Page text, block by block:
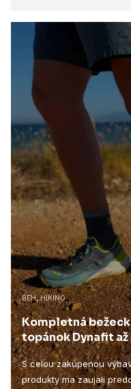
BEH, HIKING
Kompletná
topánok Dynafit
S celou zakúpenou
produkty ma zaujali